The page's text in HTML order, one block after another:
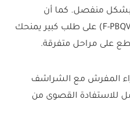
بشكل منفصل. كما أن
استخدام كود خصم أنساج (F-PBQVQGZO) على طلب كبير يمنحك
على مراحل متفرقة.
المفرش مع الشراشف
للاستفادة القصوى من